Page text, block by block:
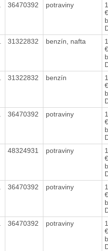
36470392 potraviny
€
31322832 benzín, nafta
€
31322832 benzín
€
36470392 potraviny
€
48324931 potraviny
€
36470392 potraviny
€
36470392 potraviny
€